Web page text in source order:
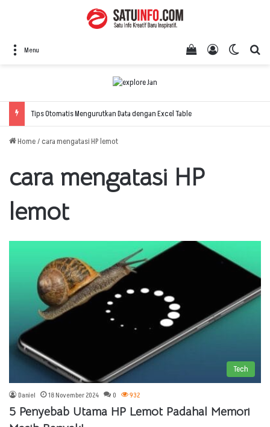
Menu Switch
Log In
View your
Tips Otomatis Mengurutkan Data dengan Excel Table
Home/cara mengatasi HP lemot
cara mengatasi HP
lemot
Tech
Daniel 18 November 2024 0 932
5 Penyebab Utama HP Lemot Padahal Memori